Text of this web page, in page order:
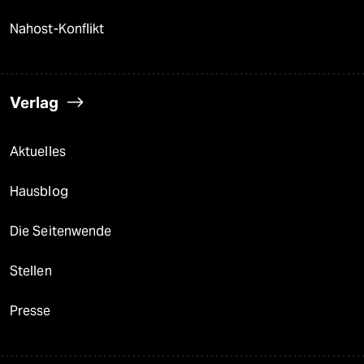
Nahost-Konflikt
Verlag
Aktuelles
Hausblog
Die Seitenwende
Stellen
Presse